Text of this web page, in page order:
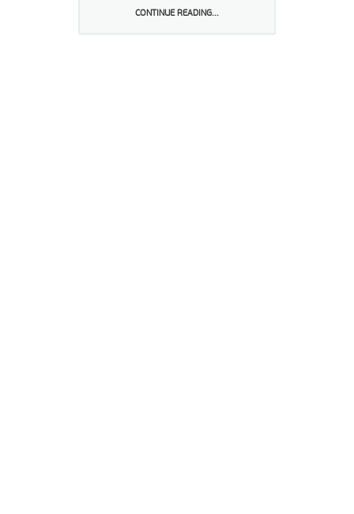
CONTINUE READING...